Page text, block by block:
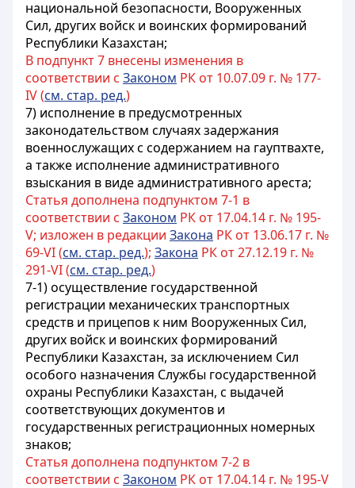
национальной безопасности, Вооруженных
Сил, других войск и воинских формирований
Республики Казахстан;
В подпункт 7 внесены изменения в
соответствии с Законом РК от 10.07.09 г. № 177-
IV (см. стар. ред.)
7) исполнение в предусмотренных
законодательством случаях задержания
военнослужащих с содержанием на гауптвахте,
а также исполнение административного
взыскания в виде административного ареста;
Статья дополнена подпунктом 7-1 в
соответствии с Законом РК от 17.04.14 г. № 195-
V; изложен в редакции Закона РК от 13.06.17 г. №
69-VI (см. стар. ред.); Закона РК от 27.12.19 г. №
291-VI (см. стар. ред.)
7-1) осуществление государственной
регистрации механических транспортных
средств и прицепов к ним Вооруженных Сил,
других войск и воинских формирований
Республики Казахстан, за исключением Сил
особого назначения Службы государственной
охраны Республики Казахстан, с выдачей
соответствующих документов и
государственных регистрационных номерных
знаков;
Статья дополнена подпунктом 7-2 в
соответствии с Законом РК от 17.04.14 г. № 195-V